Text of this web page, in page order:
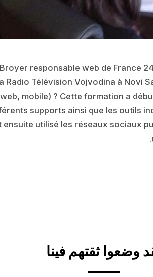
responsable web de France
Radio Télévision Vojvodina à Novi
mobile) ? Cette formation a
supports ainsi que les outils
utilisé les réseaux sociaux
وضعوا ثقتهم فينا